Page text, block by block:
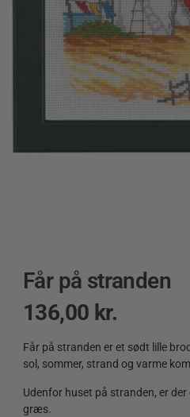
Får på stranden
136,00 kr.
Får på stranden er et sødt lille
sol, sommer, strand og varme
Udenfor huset på stranden, er
græs.